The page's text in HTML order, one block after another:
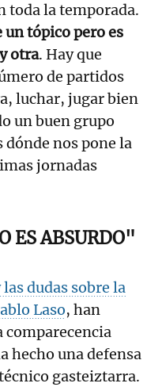
toda la temporada.
tópico pero es
otra. Hay que
de partidos
luchar, jugar bien
un buen grupo
dónde nos pone la
jornadas
ES ABSURDO"
dudas sobre la
Laso, han
comparecencia
hecho una defensa
gasteiztarra.